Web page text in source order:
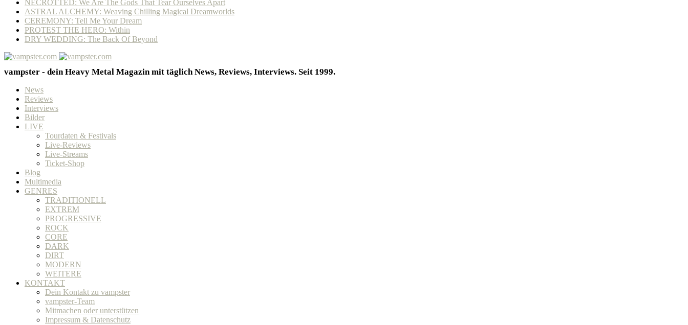
NECROTTED: We Are The Gods That Tear Ourselves Apart
ASTRAL ALCHEMY: Weaving Chilling Magical Dreamworlds
CEREMONY: Tell Me Your Dream
PROTEST THE HERO: Within
DRY WEDDING: The Back Of Beyond
vampster - dein Heavy Metal Magazin mit täglich News, Reviews, Interviews. Seit 1999.
News
Reviews
Interviews
Bilder
LIVE
Tourdaten & Festivals
Live-Reviews
Live-Streams
Ticket-Shop
Blog
Multimedia
GENRES
TRADITIONELL
EXTREM
PROGRESSIVE
ROCK
CORE
DARK
DIRT
MODERN
WEITERE
KONTAKT
Dein Kontakt zu vampster
vampster-Team
Mitmachen oder unterstützen
Impressum & Datenschutz